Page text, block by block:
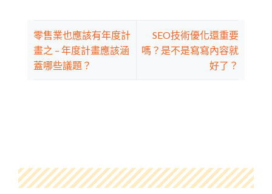
零售業也應該有年度計
畫之 – 年度計畫應該涵
蓋哪些議題？
SEO技術優化還重要
嗎？是不是寫寫內容就
好了？